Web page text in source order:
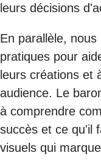
leurs décisions
En parallèle,
pratiques pour
leurs créations et
audience. Le
à comprendre
succès et ce qu'il
visuels qui